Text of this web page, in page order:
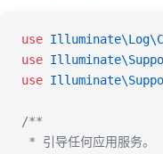
use
use
use
/**
* 引导任何应用服务。